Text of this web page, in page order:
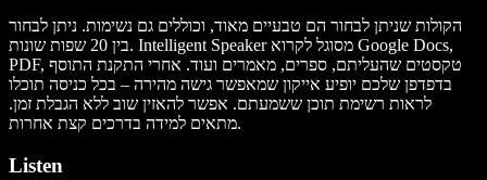
הקולות שניתן לבחור הם טבעיים מאוד, וכוללים גם נשימות. ניתן לבחור
בין 20 שפות שונות. Intelligent Speaker מסוגל לקרוא Google Docs,
PDF, טקסטים שהעליתם, ספרים, מאמרים ועוד. אחרי התקנת התוסף
בדפדפן שלכם יופיע אייקון שמאפשר גישה מהירה – בכל כניסה תוכלו
לראות רשימת תוכן ששמעתם. אפשר להאזין שוב ללא הגבלת זמן.
מתאים למידה בדרכים קצת אחרות.
Listen